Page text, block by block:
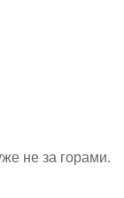
не за горами.